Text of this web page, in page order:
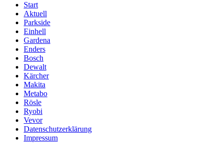
Start
Aktuell
Parkside
Einhell
Gardena
Enders
Bosch
Dewalt
Kärcher
Makita
Metabo
Rösle
Ryobi
Vevor
Datenschutzerklärung
Impressum